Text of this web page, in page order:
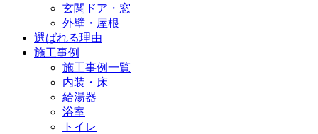
玄関ドア・窓
外壁・屋根
選ばれる理由
施工事例
施工事例一覧
内装・床
給湯器
浴室
トイレ